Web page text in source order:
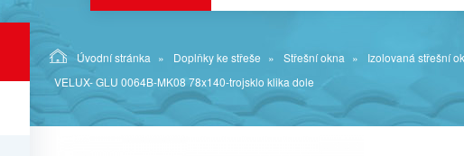
Úvodní stránka Doplňky ke střeše Střešní okna
Izolovaná střešní
VELUX- GLU 0064B-MK08 78x140-trojsklo klika dole